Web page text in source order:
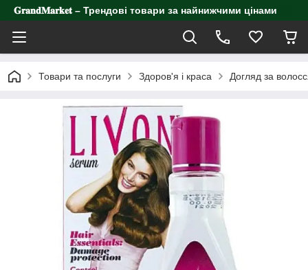
𝐆𝐫𝐚𝐧𝐝𝐌𝐚𝐫𝐤𝐞𝐭 – Трендові товари за найнижчими цінами
Товари та послуги Здоров'я і краса Догляд за